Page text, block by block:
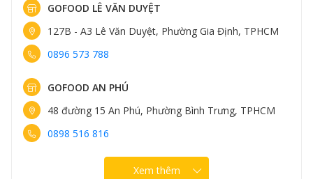
GOFOOD TRUNG KÍNH
161 Trung Kính, Phường Yên Hòa, Hà Nội
0898 582 828
GOFOOD NGUYỄN VĂN LỘC
96 Nguyễn Văn Lộc, Phường Hà Đông, Hà Nội
0889 307 308
Xem thêm